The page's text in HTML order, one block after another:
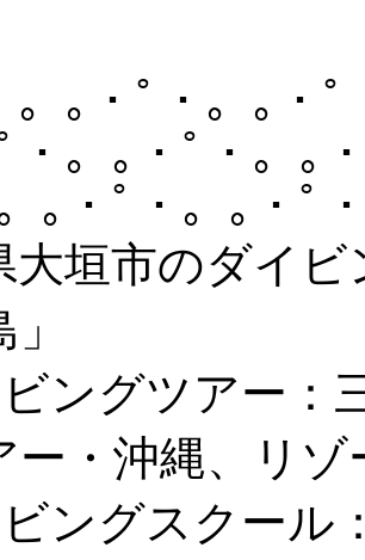
。｡・ﾟ・。｡・
・。｡・ﾟ・。｡
｡・ﾟ・。｡・ﾟ
大垣市のダイ
ングツアー：
ー・沖縄、リ
ングスクール